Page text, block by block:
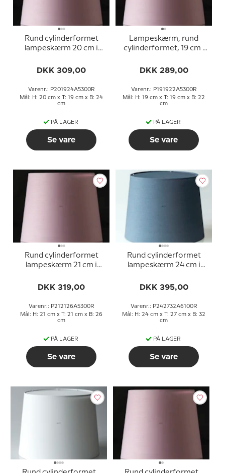
Rund cylinderformet
lampeskærm 20 cm i
DKK 309,00
Varenr.: P201924A5300R
Mål: H: 20 cm x T: 19 cm x B: 24
cm
PÅ LAGER
Se vare
Lampeskærm, rund
cylinderformet, 19 cm i
DKK 289,00
Varenr.: P191922A5300R
Mål: H: 19 cm x T: 19 cm x B: 22
cm
PÅ LAGER
Se vare
Rund cylinderformet
lampeskærm 21 cm i
DKK 319,00
Varenr.: P212126A5300R
Mål: H: 21 cm x T: 21 cm x B: 26
cm
PÅ LAGER
Se vare
Rund cylinderformet
lampeskærm 24 cm i
DKK 395,00
Varenr.: P242732A6100R
Mål: H: 24 cm x T: 27 cm x B: 32
cm
PÅ LAGER
Se vare